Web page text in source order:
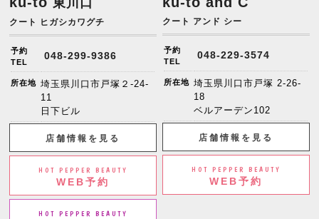
東川口
クート ヒガシカワグチ
予約
TEL
048-299-9386
所在地 埼玉県川口市戸塚２-24-
11
日下ビル
店舗情報を見る
HOT PEPPER BEAUTY
WEB予約
HOT PEPPER BEAUTY
クート アンド シー
予約
TEL
048-229-3574
所在地 埼玉県川口市戸塚 2-26-
18
ベルアーデン102
店舗情報を見る
HOT PEPPER BEAUTY
WEB予約